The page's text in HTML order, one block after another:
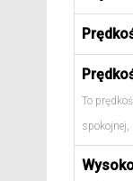
To
spokojnej,